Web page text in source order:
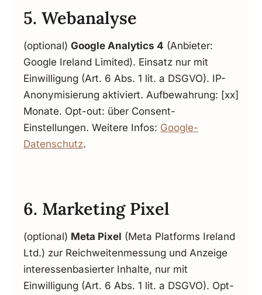
5. Webanalyse
(optional) Google Analytics 4 (Anbieter:
Google Ireland Limited). Einsatz nur mit
Einwilligung (Art. 6 Abs. 1 lit. a DSGVO). IP-
Anonymisierung aktiviert. Aufbewahrung: [xx]
Monate. Opt-out: über Consent-
Einstellungen. Weitere Infos: Google-
Datenschutz.
6. Marketing Pixel
(optional) Meta Pixel (Meta Platforms Ireland
Ltd.) zur Reichweitenmessung und Anzeige
interessenbasierter Inhalte, nur mit
Einwilligung (Art. 6 Abs. 1 lit. a DSGVO). Opt-